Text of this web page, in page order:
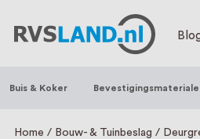
RVS Land is een écht
trapleuningen,
een eigen werkplaats
staat persoonlijke
Buis & Koker
Home Bouw- & Tuinbeslag